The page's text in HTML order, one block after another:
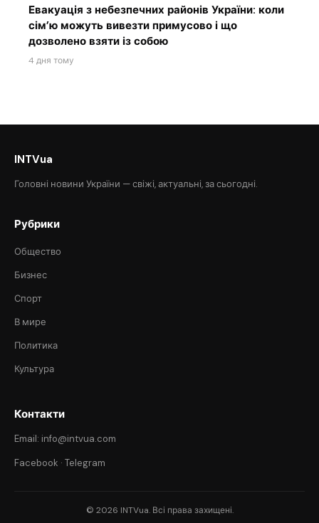
Евакуація з небезпечних районів України: коли
сім’ю можуть вивезти примусово і що
дозволено взяти із собою
4 дня тому
INTVua
Головні новини України — свіжі, актуальні, за сьогодні.
Рубрики
Общество
Бизнес
Спорт
В мире
Политика
Культура
Контакти
Email: info@intvua.com
Facebook · Telegram
© 2026 INTVua. Всі права захищені.